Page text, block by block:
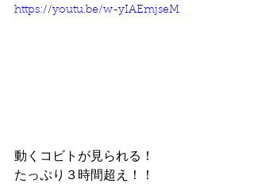
https://youtu.be/w-yIAEmjseM
動くコビトが見られる！
たっぷり３時間超え！！